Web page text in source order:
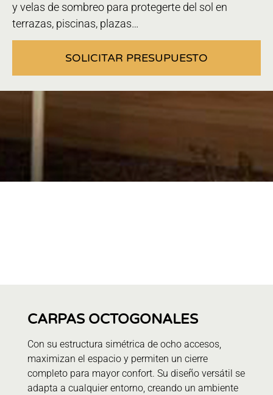
y velas de sombreo para protegerte del sol en
terrazas, piscinas, plazas…
SOLICITAR PRESUPUESTO
CARPAS OCTOGONALES
Con su estructura simétrica de ocho accesos,
maximizan el espacio y permiten un cierre
completo para mayor confort. Su diseño versátil se
adapta a cualquier entorno, creando un ambiente